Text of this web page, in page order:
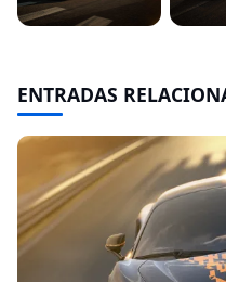
ENTRADAS